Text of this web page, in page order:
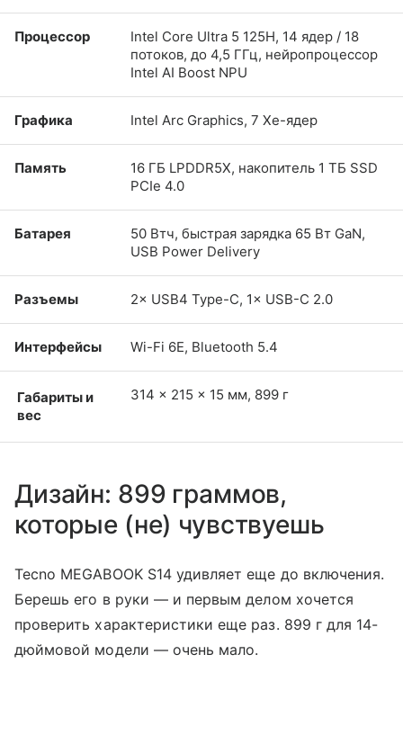
Процессор
Intel Core Ultra 5 125H, 14 ядер / 18
потоков, до 4,5 ГГц, нейропроцессор
Intel AI Boost NPU
Графика Intel Arc Graphics, 7 Xe-ядер
Память
16 ГБ LPDDR5X, накопитель 1 ТБ SSD
PCIe 4.0
Батарея
50 Втч, быстрая зарядка 65 Вт GaN,
USB Power Delivery
Разъемы 2× USB4 Type-C, 1× USB-C 2.0
Интерфейсы Wi-Fi 6E, Bluetooth 5.4
Габариты и
вес
314 × 215 × 15 мм, 899 г
Дизайн: 899 граммов,
которые (не) чувствуешь
Tecno MEGABOOK S14 удивляет еще до включения.
Берешь его в руки — и первым делом хочется
проверить характеристики еще раз. 899 г для 14-
дюймовой модели — очень мало.